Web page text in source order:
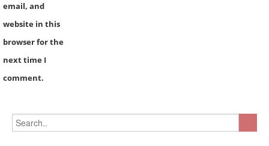
email, and
website in this
browser for the
next time I
comment.